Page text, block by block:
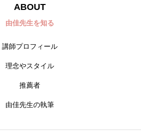
ABOUT
由佳先生を知る
講師プロフィール
理念やスタイル
推薦者
由佳先生の執筆